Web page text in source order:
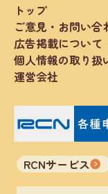
トップ
ご意見・お問い合
広告掲載について
個人情報の取り扱
運営会社
RCNサービス